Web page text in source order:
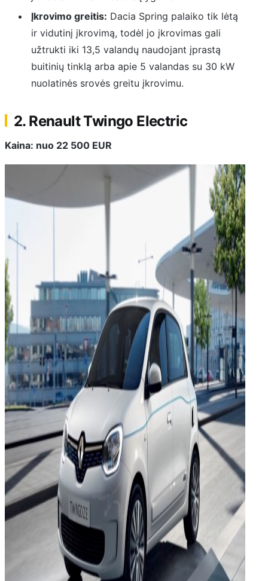
Įkrovimo greitis: Dacia Spring palaiko tik lėtą
ir vidutinį įkrovimą, todėl jo įkrovimas gali
užtrukti iki 13,5 valandų naudojant įprastą
buitinių tinklą arba apie 5 valandas su 30 kW
nuolatinės srovės greitu įkrovimu.
2. Renault Twingo Electric
Kaina: nuo 22 500 EUR